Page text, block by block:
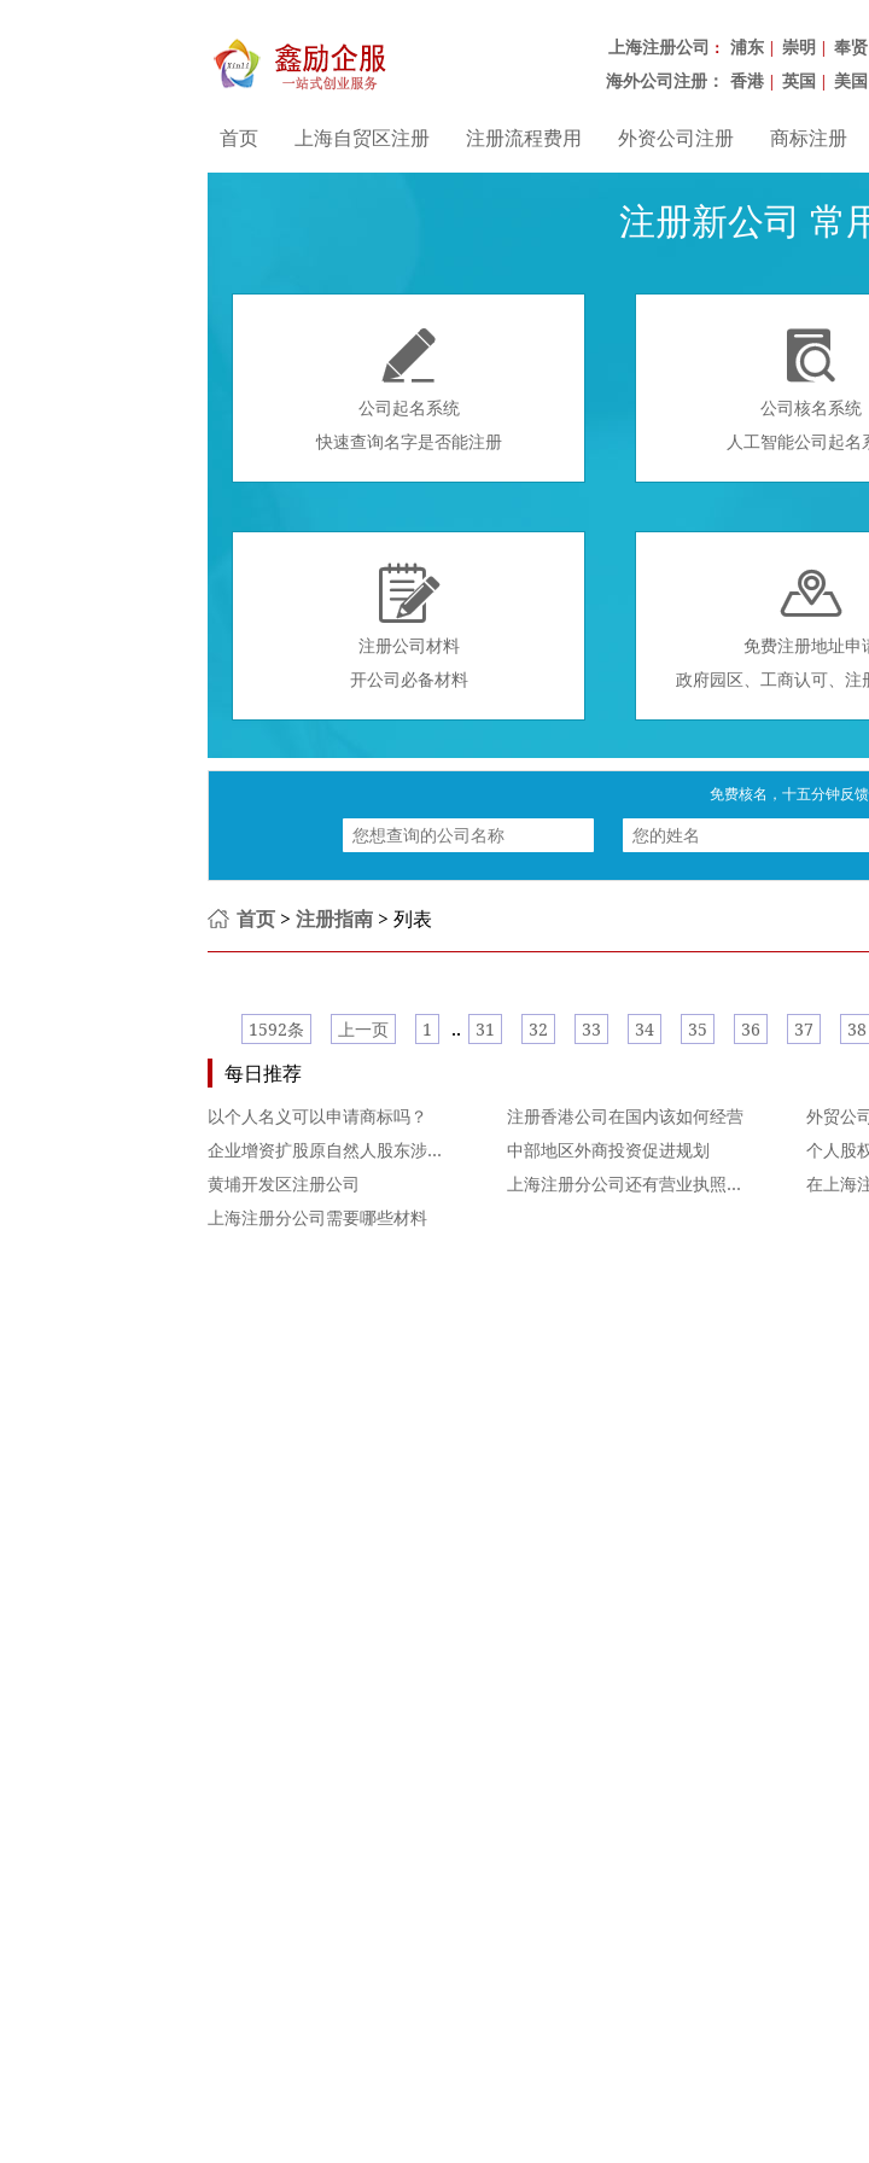
上海注册公司 ： 浦东 | 崇明 | 奉贤
海外公司注册： 香港 | 英国 | 美国
首页 上海自贸区注册 注册流程费用 外资公司注册 商标注册
注册新公司 常

公司起名系统
快速查询名字是否能注册

公司核名系统
人工智能公司起名

注册公司材料
开公司必备材料

免费注册地址申
政府园区、工商认可、注
免费核名，十五分钟反馈
首页 > 注册指南 > 列表
1592条 上一页 1 .. 31 32 33 34 35 36 37 38
每日推荐
以个人名义可以申请商标吗？ 注册香港公司在国内该如何经营
企业增资扩股原自然人股东涉及个人所得税吗？
中部地区外商投资促进规划
个人股
黄埔开发区注册公司
上海注册分公司还有营业执照吗？
上海注册分公司需要哪些材料